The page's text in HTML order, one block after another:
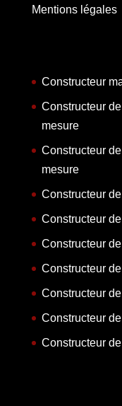
Mentions légales
Constructeur
Constructeur
mesure
Constructeur
mesure
Constructeur
Constructeur
Constructeur
Constructeur
Constructeur
Constructeur
Constructeur